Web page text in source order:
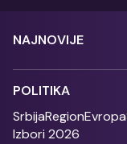
NAJNOVIJE
POLITIKA
SrbijaRegionEvropa
Izbori 2026